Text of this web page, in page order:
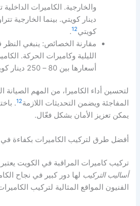
كويتي12
.
مقارنة الخصائص: ينبغي النظر
الليلية وكاميرات الحركة.
أسعارها بين 80 – 250 دينار كويتي
لتحسين أداء الكاميرا، من المهم الصيانة
المفاجئة ويضمن التحديثات اللازمة12
.
يمكن تعزيز الأمان بشكل فعّال.
أفضل طرق لتركيب الكاميرات بكفاءة
تركيب كاميرات المراقبة في الكويت
أساليب التركيب لها دور كبير في نجاح
الفنيون المواقع المثالية لتركيب